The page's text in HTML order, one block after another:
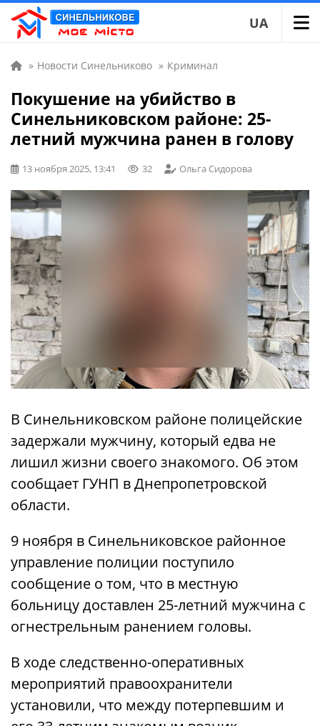
UA
» Новости Синельниково » Криминал
Покушение на убийство в
Синельниковском районе: 25-
летний мужчина ранен в голову
13 ноября 2025, 13:41 32 Ольга Сидорова
В Синельниковском районе полицейские
задержали мужчину, который едва не
лишил жизни своего знакомого. Об этом
сообщает ГУНП в Днепропетровской
области.
9 ноября в Синельниковское районное
управление полиции поступило
сообщение о том, что в местную
больницу доставлен 25-летний мужчина с
огнестрельным ранением головы.
В ходе следственно-оперативных
мероприятий правоохранители
установили, что между потерпевшим и